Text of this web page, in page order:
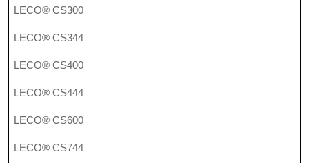
LECO® CS300
LECO® CS344
LECO® CS400
LECO® CS444
LECO® CS600
LECO® CS744